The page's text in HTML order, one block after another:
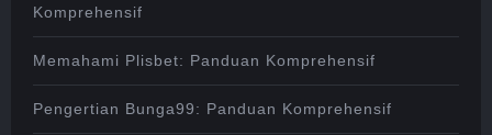
Komprehensif
Memahami Plisbet: Panduan Komprehensif
Pengertian Bunga99: Panduan Komprehensif